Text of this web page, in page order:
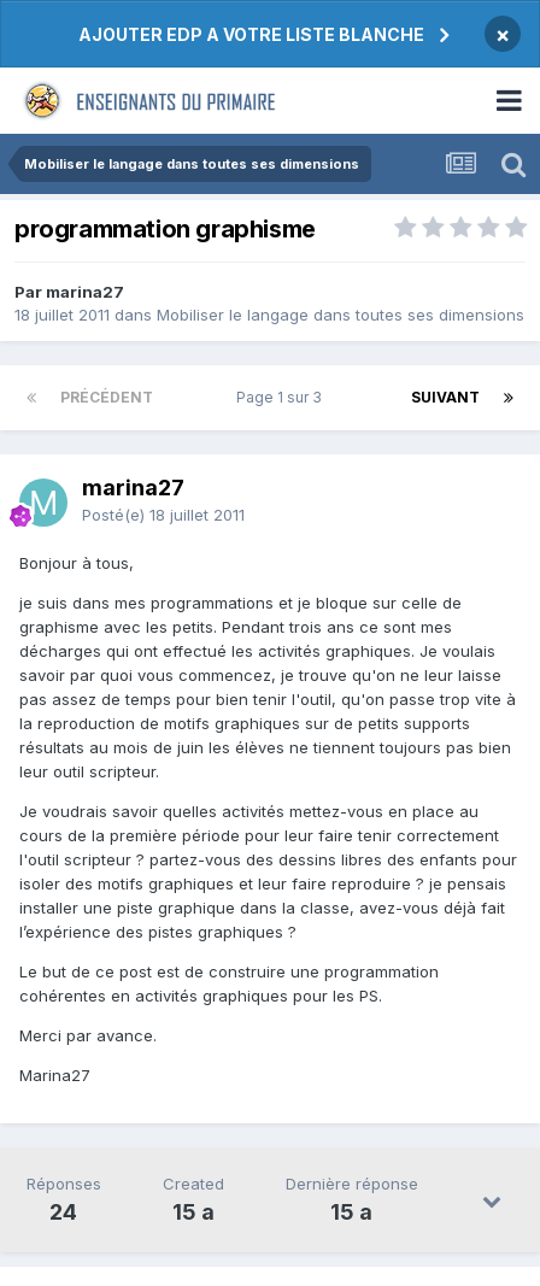
AJOUTER EDP A VOTRE LISTE BLANCHE ×
Mobiliser le langage dans toutes ses dimensions
programmation graphisme
Par marina27
18 juillet 2011 dans Mobiliser le langage dans toutes ses dimensions
PRÉCÉDENT SUIVANT
Page 1 sur 3
marina27
Posté(e) 18 juillet 2011
Bonjour à tous,
je suis dans mes programmations et je bloque sur celle de
graphisme avec les petits. Pendant trois ans ce sont mes
décharges qui ont effectué les activités graphiques. Je voulais
savoir par quoi vous commencez, je trouve qu'on ne leur laisse
pas assez de temps pour bien tenir l'outil, qu'on passe trop vite à
la reproduction de motifs graphiques sur de petits supports
résultats au mois de juin les élèves ne tiennent toujours pas bien
leur outil scripteur.
Je voudrais savoir quelles activités mettez-vous en place au
cours de la première période pour leur faire tenir correctement
l'outil scripteur ? partez-vous des dessins libres des enfants pour
isoler des motifs graphiques et leur faire reproduire ? je pensais
installer une piste graphique dans la classe, avez-vous déjà fait
l’expérience des pistes graphiques ?
Le but de ce post est de construire une programmation
cohérentes en activités graphiques pour les PS.
Merci par avance.
Marina27
Réponses
24
Created
15 a
Dernière réponse
15 a